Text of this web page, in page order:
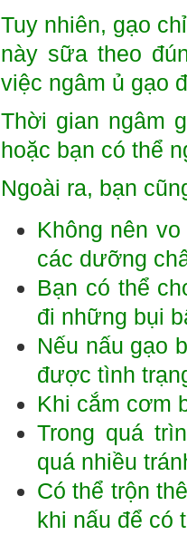
Tuy nhiên, gạo
này sữa theo
việc ngâm ủ gạo
Thời gian ngâm
hoặc bạn có thể
Ngoài ra, bạn
Không nên
các dưỡng
Bạn có thể
đi những bụi
Nếu nấu gạo
được tình
Khi cắm cơm
Trong quá
quá nhiều
Có thể trộn
khi nấu để có